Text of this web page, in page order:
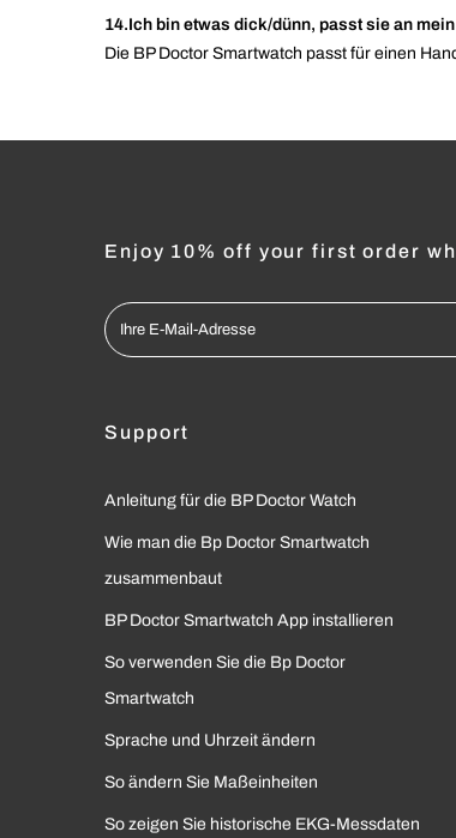
14.Ich bin etwas dick/dünn, passt sie an
Die BP Doctor Smartwatch passt für einen
Enjoy 10% off your first order
Support
Anleitung für die BP Doctor Watch
Wie man die Bp Doctor Smartwatch
zusammenbaut
BP Doctor Smartwatch App installieren
So verwenden Sie die Bp Doctor
Smartwatch
Sprache und Uhrzeit ändern
So ändern Sie Maßeinheiten
So zeigen Sie historische EKG-Messdaten